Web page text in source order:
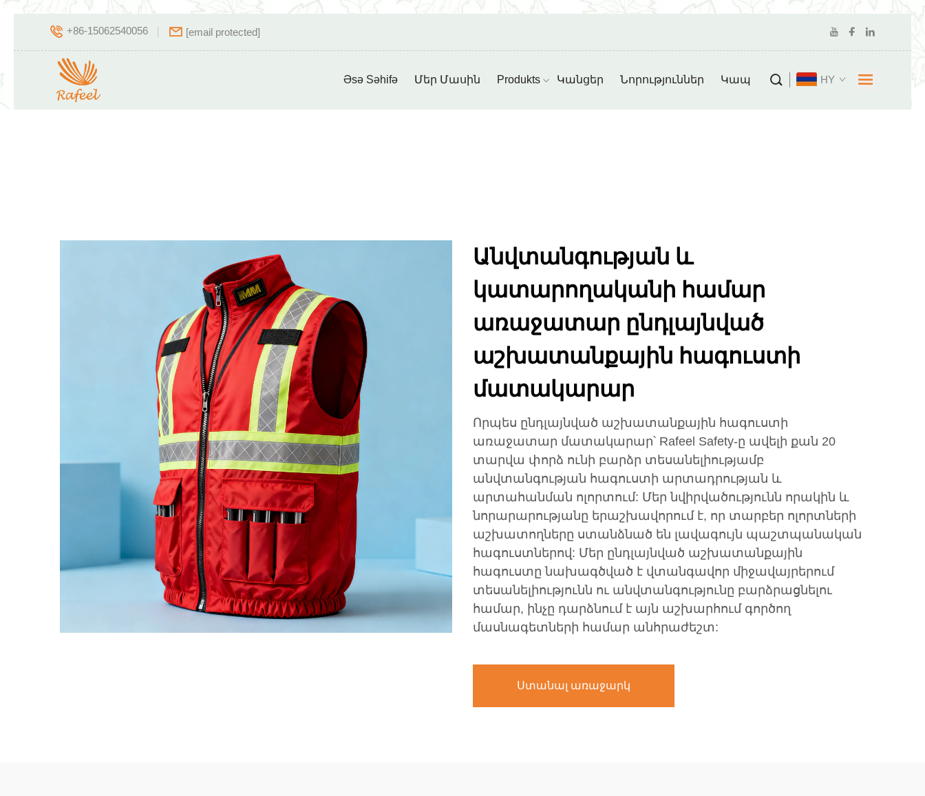
+86-15062540056 [email protected]
Əsə Səhifə Մեր Մասին Produkts Կանցեր Նորություններ Կապ HY
Անվտանգության և
կատարողականի համար
առաջատար ընդլայնված
աշխատանքային հագուստի
մատակարար
Որպես ընդլայնված աշխատանքային հագուստի
առաջատար մատակարար՝ Rafeel Safety-ը ավելի քան 20
տարվա փորձ ունի բարձր տեսանելիությամբ
անվտանգության հագուստի արտադրության և
արտահանման ոլորտում: Մեր նվիրվածությունն որակին և
նորարարությանը երաշխավորում է, որ տարբեր ոլորտների
աշխատողները ստանձնած են լավագույն պաշտպանական
հագուստներով: Մեր ընդլայնված աշխատանքային
հագուստը նախագծված է վտանգավոր միջավայրերում
տեսանելիությունն ու անվտանգությունը բարձրացնելու
համար, ինչը դարձնում է այն աշխարհում գործող
մասնագետների համար անհրաժեշտ:
Ստանալ առաջարկ